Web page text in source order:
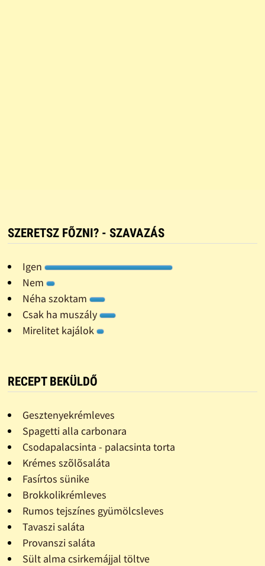
SZERETSZ FÕZNI? - SZAVAZÁS
Igen
Nem
Néha szoktam
Csak ha muszály
Mirelitet kajálok
RECEPT BEKÜLDŐ
Gesztenyekrémleves
Spagetti alla carbonara
Csodapalacsinta - palacsinta torta
Krémes szõlõsaláta
Fasírtos sünike
Brokkolikrémleves
Rumos tejszínes gyümölcsleves
Tavaszi saláta
Provanszi saláta
Sült alma csirkemájjal töltve